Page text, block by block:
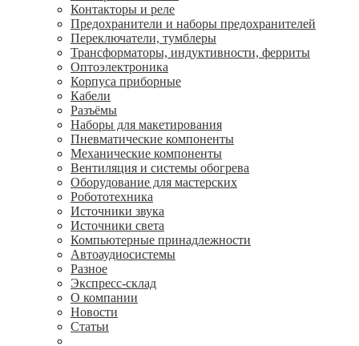
Контакторы и реле
Предохранители и наборы предохранителей
Переключатели, тумблеры
Трансформаторы, индуктивности, ферриты
Oптоэлектроника
Корпуса приборные
Кабели
Разъёмы
Наборы для макетирования
Пневматические компоненты
Механические компоненты
Вентиляция и системы обогрева
Оборудование для мастерских
Робототехника
Источники звука
Источники света
Компьютерные принадлежности
Автоаудиосистемы
Разное
Экспресс-склад
О компании
Новости
Статьи